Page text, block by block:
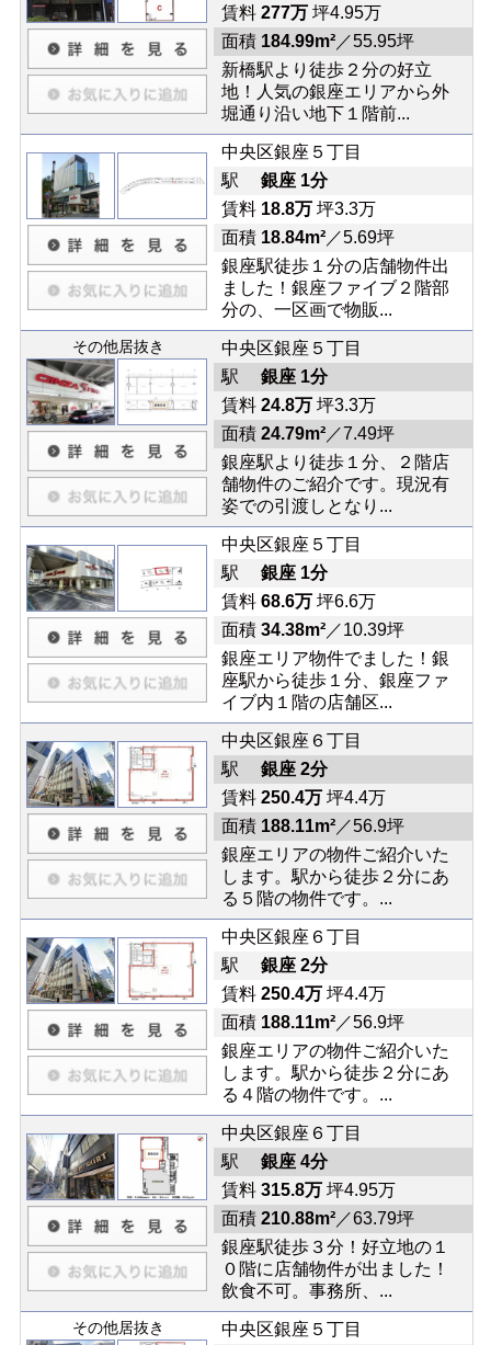
賃料 277万坪4.95万
面積 184.99m²／55.95坪
新橋駅より徒歩２分の好立
地！人気の銀座エリアから外
堀通り沿い地下１階前...
中央区銀座５丁目
駅 銀座 1分
賃料 18.8万坪3.3万
面積 18.84m²／5.69坪
銀座駅徒歩１分の店舗物件出
ました！銀座ファイブ２階部
分の、一区画で物販...
その他居抜き
中央区銀座５丁目
駅 銀座 1分
賃料 24.8万坪3.3万
面積 24.79m²／7.49坪
銀座駅より徒歩１分、２階店
舗物件のご紹介です。現況有
姿での引渡しとなり...
中央区銀座５丁目
駅 銀座 1分
賃料 68.6万坪6.6万
面積 34.38m²／10.39坪
銀座エリア物件でました！銀
座駅から徒歩１分、銀座ファ
イブ内１階の店舗区...
中央区銀座６丁目
駅 銀座 2分
賃料 250.4万坪4.4万
面積 188.11m²／56.9坪
銀座エリアの物件ご紹介いた
します。駅から徒歩２分にあ
る５階の物件です。...
中央区銀座６丁目
駅 銀座 2分
賃料 250.4万坪4.4万
面積 188.11m²／56.9坪
銀座エリアの物件ご紹介いた
します。駅から徒歩２分にあ
る４階の物件です。...
中央区銀座６丁目
駅 銀座 4分
賃料 315.8万坪4.95万
面積 210.88m²／63.79坪
銀座駅徒歩３分！好立地の１
０階に店舗物件が出ました！
飲食不可。事務所、...
その他居抜き
中央区銀座５丁目